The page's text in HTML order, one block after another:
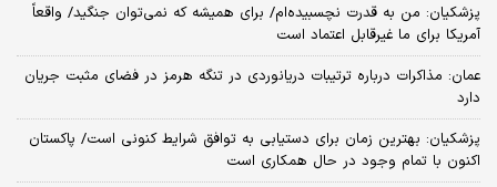
پزشکیان: من به قدرت نچسبیده‌ام/ برای همیشه که نمی‌توان جنگید/ واقعاً
آمریکا برای ما غیرقابل اعتماد است
عمان: مذاکرات درباره ترتیبات دریانوردی در تنگه هرمز در فضای مثبت جریان
دارد
پزشکیان‌: بهترین زمان برای دستیابی به توافق شرایط کنونی است/ پاکستان
اکنون با تمام وجود در حال همکاری است